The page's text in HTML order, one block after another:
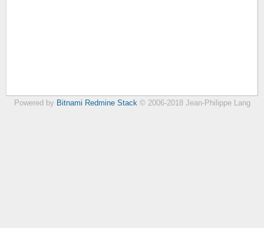
Powered by Bitnami Redmine Stack© 2006-2018 Jean-Philippe Lang